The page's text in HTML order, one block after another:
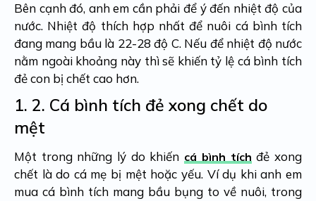
Bên cạnh đó, anh em cần phải để ý đến nhiệt độ của
nước. Nhiệt độ thích hợp nhất để nuôi cá bình tích
đang mang bầu là 22-28 độ C. Nếu để nhiệt độ nước
nằm ngoài khoảng này thì sẽ khiến tỷ lệ cá bình tích
đẻ con bị chết cao hơn.
1. 2. Cá bình tích đẻ xong chết do
mệt
Một trong những lý do khiến cá bình tích đẻ xong
chết là do cá mẹ bị mệt hoặc yếu. Ví dụ khi anh em
mua cá bình tích mang bầu bụng to về nuôi, trong